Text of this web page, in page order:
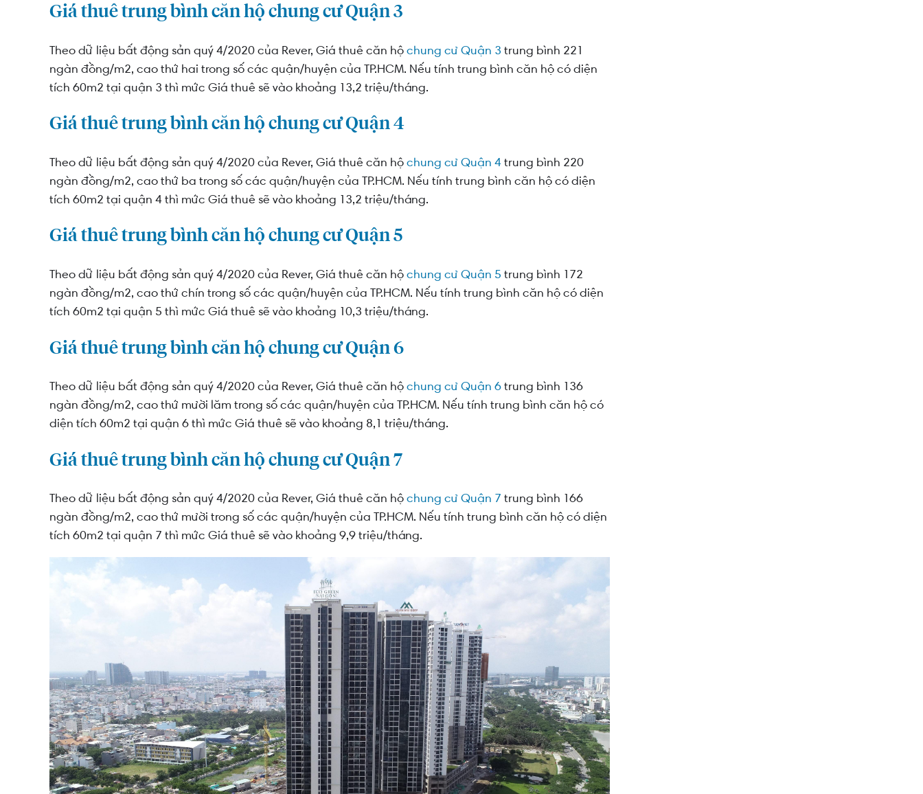
Giá thuê trung bình căn hộ chung cư Quận 3
Theo dữ liệu bất động sản quý 4/2020 của Rever, Giá thuê căn hộchung cư Quận 3 trung bình 221
ngàn đồng/m2, cao thứ hai trong số các quận/huyện của TP.HCM. Nếu tính trung bình căn hộ có diện
tích 60m2 tại quận 3 thì mức Giá thuê sẽ vào khoảng 13,2 triệu/tháng.
Giá thuê trung bình căn hộ chung cư Quận 4
Theo dữ liệu bất động sản quý 4/2020 của Rever, Giá thuê căn hộchung cư Quận 4trung bình 220
ngàn đồng/m2, cao thứ ba trong số các quận/huyện của TP.HCM. Nếu tính trung bình căn hộ có diện
tích 60m2 tại quận 4 thì mức Giá thuê sẽ vào khoảng 13,2 triệu/tháng.
Giá thuê trung bình căn hộ chung cư Quận 5
Theo dữ liệu bất động sản quý 4/2020 của Rever, Giá thuê căn hộchung cư Quận 5 trung bình 172
ngàn đồng/m2, cao thứ chín trong số các quận/huyện của TP.HCM. Nếu tính trung bình căn hộ có diện
tích 60m2 tại quận 5 thì mức Giá thuê sẽ vào khoảng 10,3 triệu/tháng.
Giá thuê trung bình căn hộ chung cư Quận 6
Theo dữ liệu bất động sản quý 4/2020 của Rever, Giá thuê căn hộchung cư Quận 6trung bình 136
ngàn đồng/m2, cao thứ mười lăm trong số các quận/huyện của TP.HCM. Nếu tính trung bình căn hộ có
diện tích 60m2 tại quận 6 thì mức Giá thuê sẽ vào khoảng 8,1 triệu/tháng.
Giá thuê trung bình căn hộ chung cư Quận 7
Theo dữ liệu bất động sản quý 4/2020 của Rever, Giá thuê căn hộchung cư Quận 7 trung bình 166
ngàn đồng/m2, cao thứ mười trong số các quận/huyện của TP.HCM. Nếu tính trung bình căn hộ có diện
tích 60m2 tại quận 7 thì mức Giá thuê sẽ vào khoảng 9,9 triệu/tháng.